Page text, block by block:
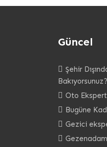
Güncel
Şehir
Oto
Bugüne
Gezici